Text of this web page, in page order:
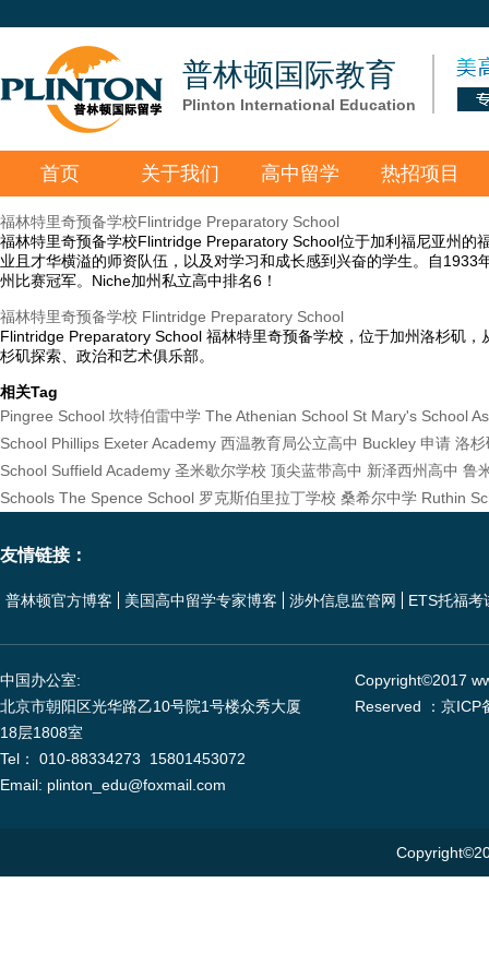
普林顿国际教育
Plinton International Education
首页 关于我们 高中留学 热招项目
福林特里奇预备学校Flintridge Preparatory School
福林特里奇预备学校Flintridge Preparatory School位于加利福尼亚州的
业且才华横溢的师资队伍，以及对学习和成长感到兴奋的学生。自
州比赛冠军。Niche加州私立高中排名6！
福林特里奇预备学校 Flintridge Preparatory School
Flintridge Preparatory School 福林特里奇预备学校，位于加州洛杉矶
杉矶探索、政治和艺术俱乐部。
相关Tag
Pingree School 坎特伯雷中学 The Athenian School St Mary's School
School Phillips Exeter Academy 西温教育局公立高中 Buckley 申请 洛杉
School Suffield Academy 圣米歇尔学校 顶尖蓝带高中 新泽西州高中 鲁
Schools The Spence School 罗克斯伯里拉丁学校 桑希尔中学 Ruthin
友情链接：
普林顿官方博客 美国高中留学专家博客 涉外信息监管网 ETS托福考
中国办公室:
北京市朝阳区光华路乙10号院1号楼众秀大厦
18层1808室
Tel： 010-88334273 15801453072
Email: plinton_edu@foxmail.com
Copyright©2017
Reserved ：京ICP